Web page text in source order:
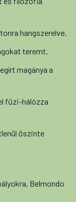
hangszerelve.
teremt.
magánya a
fűzi-hálózza
őszinte
Belmondo